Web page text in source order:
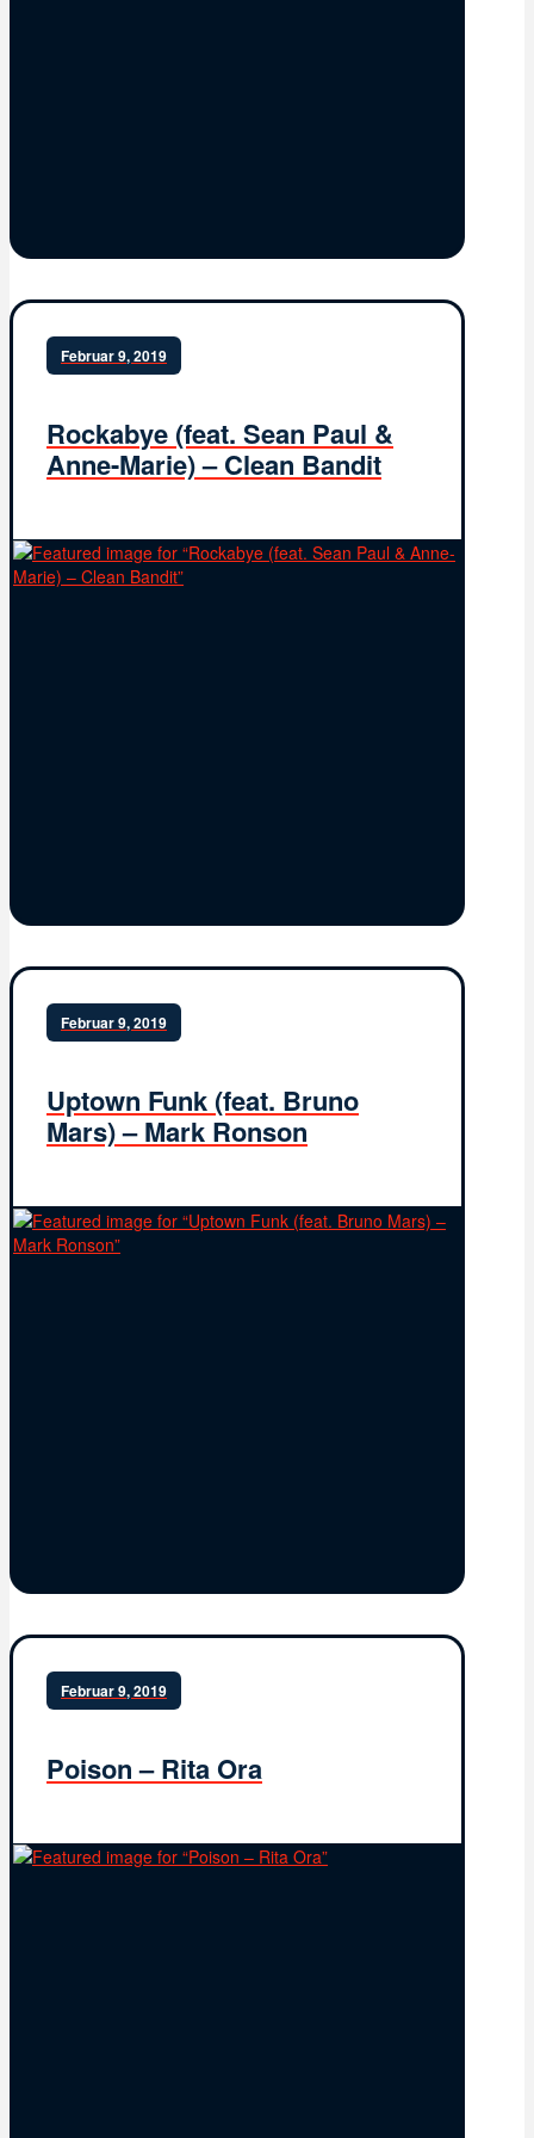
Februar 9, 2019
Rockabye (feat. Sean Paul &
Anne-Marie) – Clean Bandit
Februar 9, 2019
Uptown Funk (feat. Bruno
Mars) – Mark Ronson
Februar 9, 2019
Poison – Rita Ora